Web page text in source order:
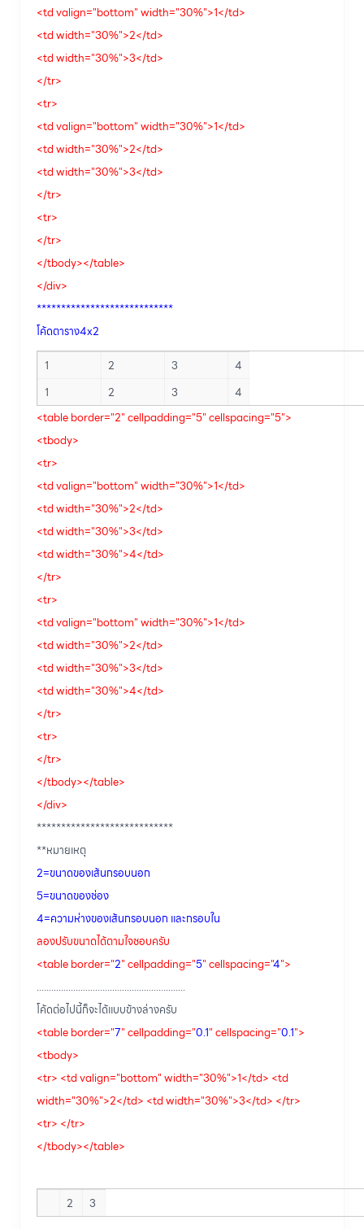
<td valign="bottom" width="30%">1</td>
<td width="30%">2</td>
<td width="30%">3</td>
</tr>
<tr>
<td valign="bottom" width="30%">1</td>
<td width="30%">2</td>
<td width="30%">3</td>
</tr>
<tr>
</tr>
</tbody></table>
</div>
****************************
โค้ดตาราง4x2
1
2 3
4
1
2 3
4
<table border="2" cellpadding="5" cellspacing="5">
<tbody>
<tr>
<td valign="bottom" width="30%">1</td>
<td width="30%">2</td>
<td width="30%">3</td>
<td width="30%">4</td>
</tr>
<tr>
<td valign="bottom" width="30%">1</td>
<td width="30%">2</td>
<td width="30%">3</td>
<td width="30%">4</td>
</tr>
<tr>
</tr>
</tbody></table>
</div>
****************************
**หมายเหตุ
2=ขนาดของเส้นกรอบนอก
5=ขนาดของช่อง
4=ความห่างของเส้นกรอบนอก และกรอบใน
ลองปรับขนาดได้ตามใจชอบครับ
<table border="2" cellpadding="5" cellspacing="4">
.............................................................
โค้ดต่อไปนี้ก็จะได้แบบข้างล่างครับ
<table border="7" cellpadding="0.1" cellspacing="0.1">
<tbody>
<tr> <td valign="bottom" width="30%">1</td> <td
width="30%">2</td> <td width="30%">3</td> </tr>
<tr> </tr>
</tbody></table>
2 3